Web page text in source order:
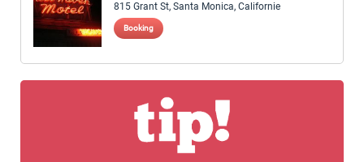
815 Grant St, Santa Monica, Californie
Booking